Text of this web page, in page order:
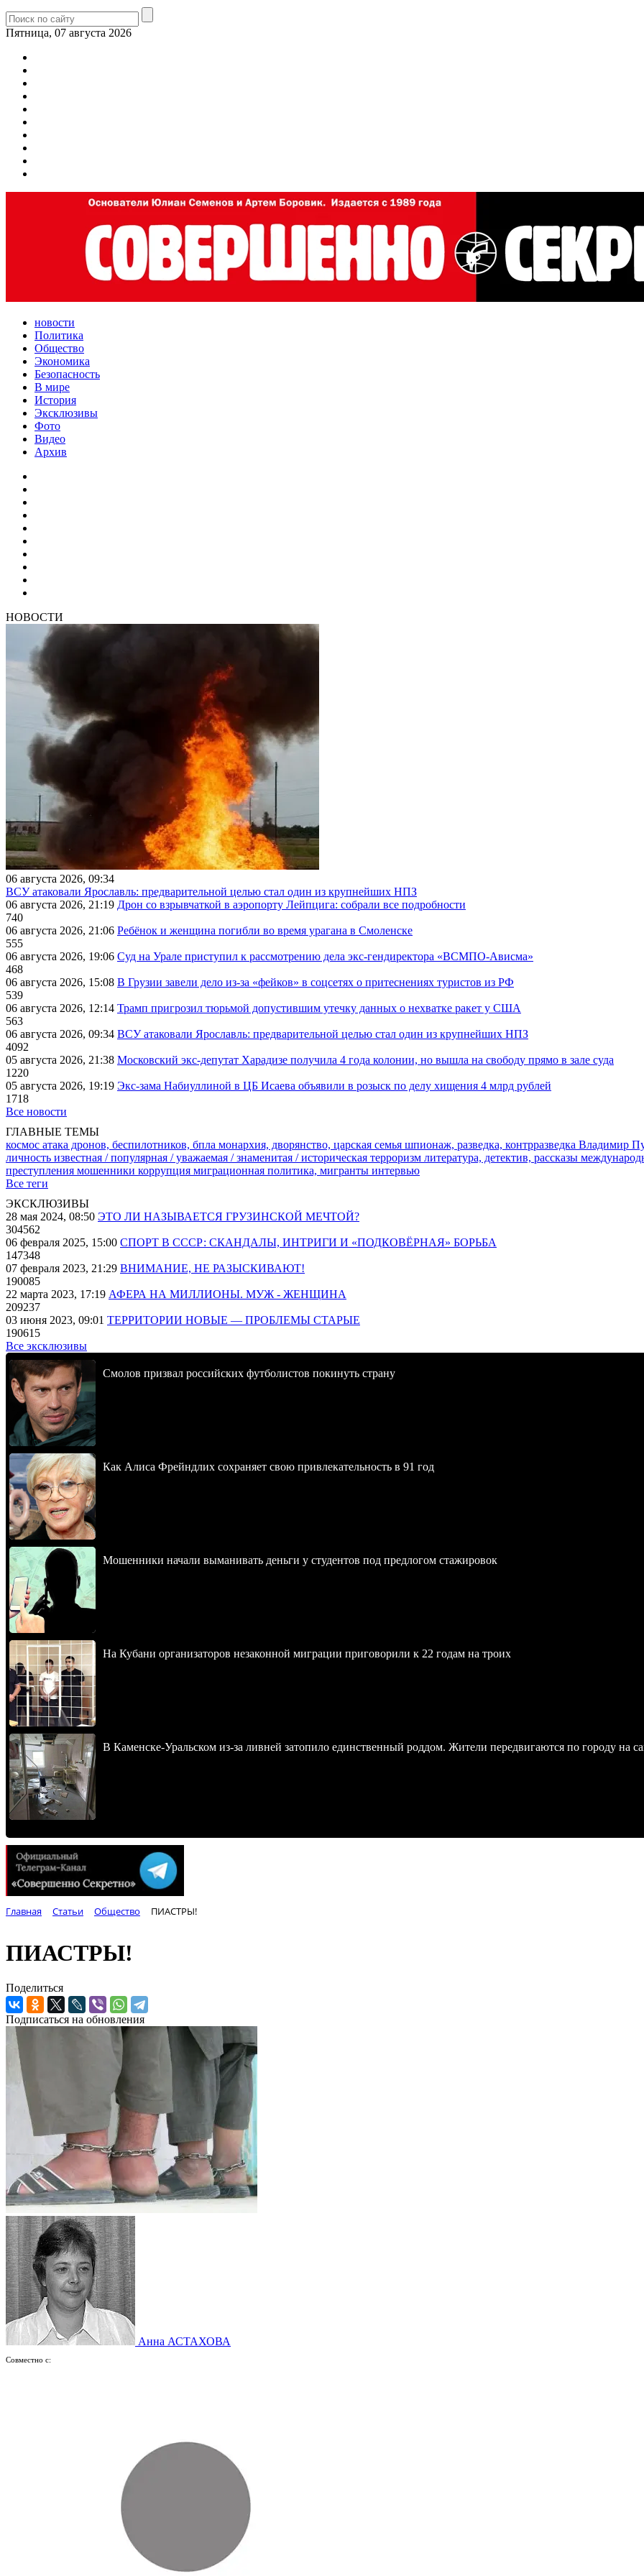
Пятница, 07 августа 2026
новости
Политика
Общество
Экономика
Безопасность
В мире
История
Эксклюзивы
Фото
Видео
Архив
НОВОСТИ
06 августа 2026, 09:34
ВСУ атаковали Ярославль: предварительной целью стал один из крупнейших НПЗ
06 августа 2026, 21:19 Дрон со взрывчаткой в аэропорту Лейпцига: собрали все подробности
740
06 августа 2026, 21:06 Ребёнок и женщина погибли во время урагана в Смоленске
555
06 августа 2026, 19:06 Суд на Урале приступил к рассмотрению дела экс-гендиректора «ВСМПО-Ависма»
468
06 августа 2026, 15:08 В Грузии завели дело из-за «фейков» в соцсетях о притеснениях туристов из РФ
539
06 августа 2026, 12:14 Трамп пригрозил тюрьмой допустившим утечку данных о нехватке ракет у США
563
06 августа 2026, 09:34 ВСУ атаковали Ярославль: предварительной целью стал один из крупнейших НПЗ
4092
05 августа 2026, 21:38 Московский экс-депутат Харадизе получила 4 года колонии, но вышла на свободу прямо в зале суда
1220
05 августа 2026, 19:19 Экс-зама Набиуллиной в ЦБ Исаева объявили в розыск по делу хищения 4 млрд рублей
1718
Все новости
ГЛАВНЫЕ ТЕМЫ
космос атака дронов, беспилотников, бпла монархия, дворянство, царская семья шпионаж, разведка, контрразведка Владимир
личность известная / популярная / уважаемая / знаменитая / историческая терроризм литература, детектив, рассказы
преступления мошенники коррупция миграционная политика, мигранты интервью
Все теги
ЭКСКЛЮЗИВЫ
28 мая 2024, 08:50 ЭТО ЛИ НАЗЫВАЕТСЯ ГРУЗИНСКОЙ МЕЧТОЙ?
304562
06 февраля 2025, 15:00 СПОРТ В СССР: СКАНДАЛЫ, ИНТРИГИ И «ПОДКОВЁРНАЯ» БОРЬБА
147348
07 февраля 2023, 21:29 ВНИМАНИЕ, НЕ РАЗЫСКИВАЮТ!
190085
22 марта 2023, 17:19 АФЕРА НА МИЛЛИОНЫ. МУЖ - ЖЕНЩИНА
209237
03 июня 2023, 09:01 ТЕРРИТОРИИ НОВЫЕ — ПРОБЛЕМЫ СТАРЫЕ
190615
Все эксклюзивы
Смолов призвал российских футболистов покинуть страну
Как Алиса Фрейндлих сохраняет свою привлекательность в 91 год
Мошенники начали выманивать деньги у студентов под предлогом стажировок
На Кубани организаторов незаконной миграции приговорили к 22 годам на троих
В Каменске-Уральском из-за ливней затопило единственный роддом. Жители передвигаются по городу на
Главная Статьи Общество ПИАСТРЫ!
ПИАСТРЫ!
Поделиться
Подписаться на обновления
Анна АСТАХОВА
Совместно с: